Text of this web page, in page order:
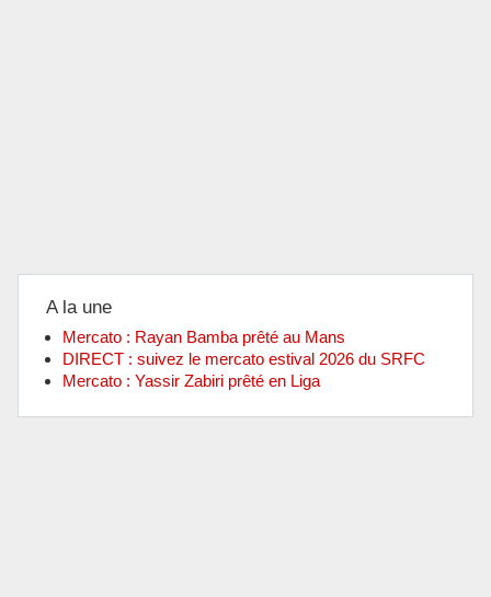
A la une
Mercato : Rayan Bamba prêté au Mans
DIRECT : suivez le mercato estival 2026 du SRFC
Mercato : Yassir Zabiri prêté en Liga